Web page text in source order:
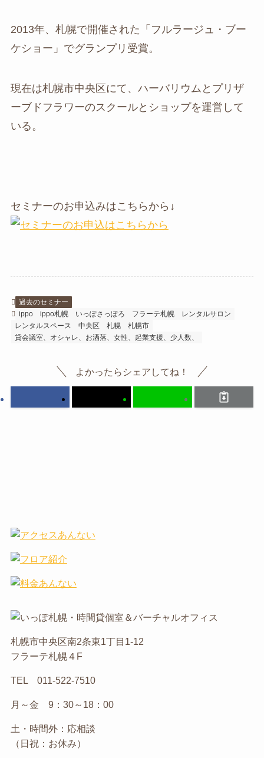
2013年、札幌で開催された「フルラージュ・ブー
ケショー」でグランプリ受賞。
現在は札幌市中央区にて、ハーバリウムとプリザ
ーブドフラワーのスクールとショップを運営して
いる。
セミナーのお申込みはこちらから↓
過去のセミナー
ippo
ippo札幌 いっぽさっぽろ フラーテ札幌
レンタルサロン
レンタルスペース
中央区 札幌
札幌市
貸会議室、オシャレ、お洒落、女性、起業支援、少人数、
よかったらシェアしてね！
札幌市中央区南2条東1丁目1-12
フラーテ札幌４F
TEL 011-522-7510
月～金 9：30～18：00
土・時間外：応相談
（日祝：お休み）